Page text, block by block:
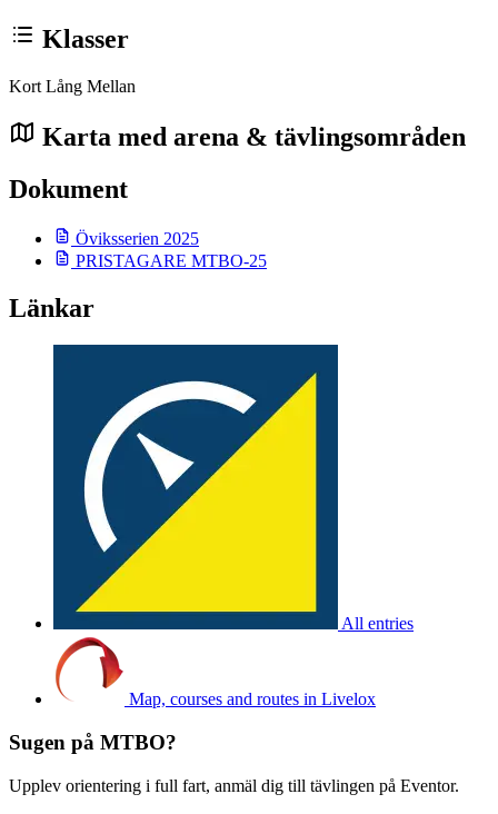
Klasser
Kort Lång Mellan
Karta med arena & tävlingsområden
Dokument
Öviksserien 2025
PRISTAGARE MTBO-25
Länkar
All entries
Map, courses and routes in Livelox
Sugen på MTBO?
Upplev orientering i full fart, anmäl dig till tävlingen på Eventor.